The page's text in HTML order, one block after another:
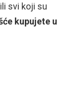
svi koji su
kupujete u